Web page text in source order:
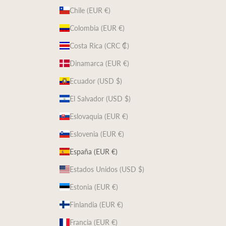
Chile (EUR €)
Colombia (EUR €)
Costa Rica (CRC ₡)
Dinamarca (EUR €)
Ecuador (USD $)
El Salvador (USD $)
Eslovaquia (EUR €)
Eslovenia (EUR €)
España (EUR €)
Estados Unidos (USD $)
Estonia (EUR €)
Finlandia (EUR €)
Francia (EUR €)